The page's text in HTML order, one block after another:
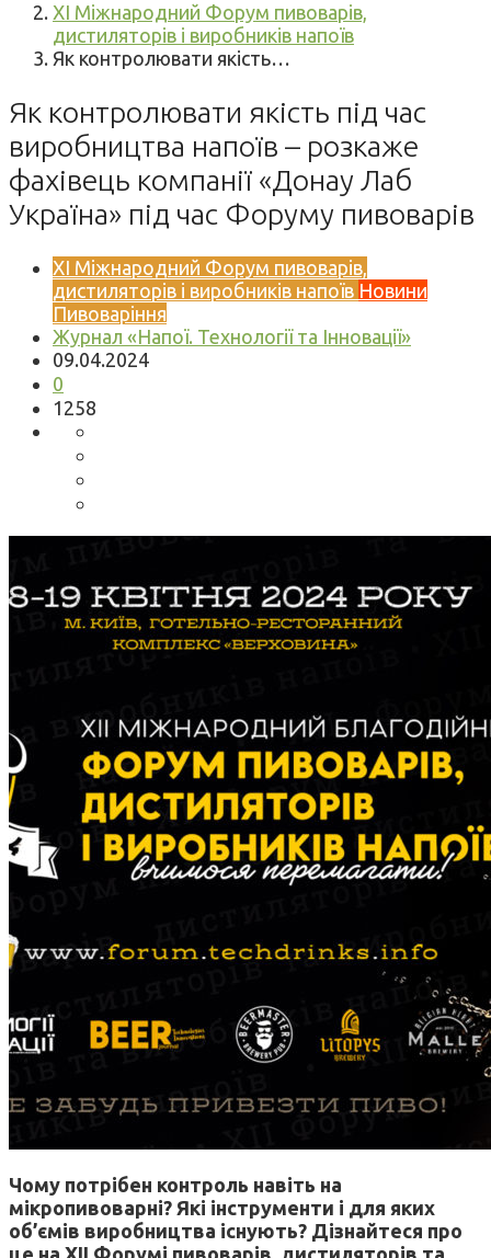
XI Міжнародний Форум пивоварів,
дистиляторів і виробників напоїв
Як контролювати якість…
Як контролювати якість під час
виробництва напоїв – розкаже
фахівець компанії «Донау Лаб
Україна» під час Форуму пивоварів
XI Міжнародний Форум пивоварів,
дистиляторів і виробників напоїв Новини
Пивоваріння
Журнал «Напої. Технології та Інновації»
09.04.2024
0
1258
Чому потрібен контроль навіть на
мікропивоварні? Які інструменти і для яких
об’ємів виробництва існують? Дізнайтеся про
це на XII Форумі пивоварів, дистиляторів та